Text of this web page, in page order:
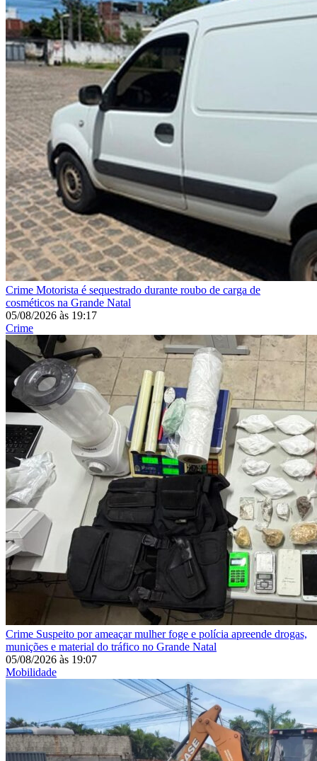
Crime Motorista é sequestrado durante roubo de carga de
cosméticos na Grande Natal
05/08/2026 às 19:17
Crime
Crime Suspeito por ameaçar mulher foge e polícia apreende drogas,
munições e material do tráfico no Grande Natal
05/08/2026 às 19:07
Mobilidade